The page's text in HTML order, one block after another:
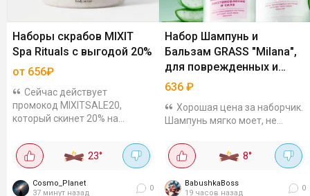
Наборы скрабов MIXIT
Spa Rituals с выгодой 20%
от 656₽
Сейчас действует
промокод MIXITSALE20,
который скинет 20% на
тела: "Теплая ваниль" и
"Сливочный кокос", по 300 гр
за 656₽. Бережно...
23°
Cosmo_Planet
37 минут назад
0
Набор Шампунь и
Бальзам GRASS "Milana",
для поврежденных и
сухих волос, 1000 мл
636 ₽
Хорошая цена за наборчик.
Шампунь мягко моет, не
разглаживает по всей длине.
В составе масло виноградных
8°
BabushkaBoss
19 часов назад
0